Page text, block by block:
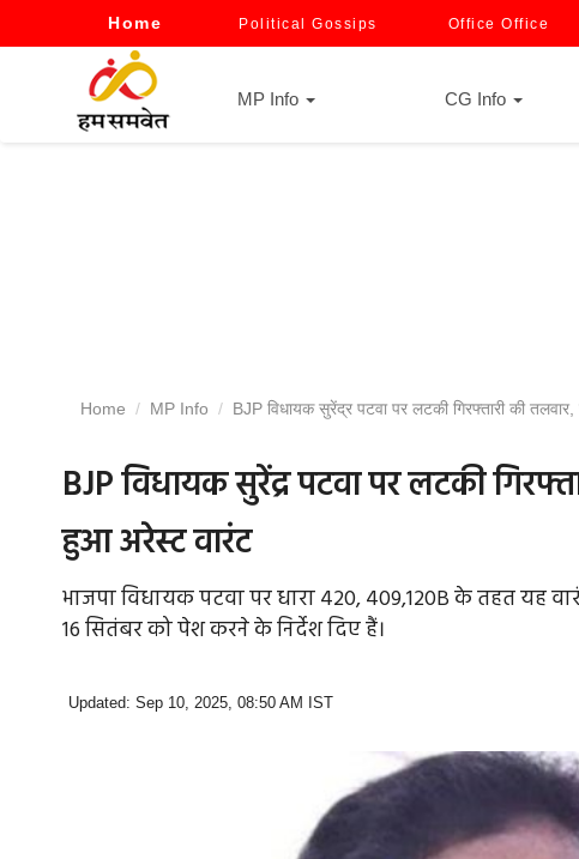
Home Political Gossips Office Office
MP Info CG Info
Home MP Info BJP विधायक सुरेंद्र पटवा पर लटकी गिरफ्तारी की
BJP विधायक सुरेंद्र पटवा पर लटकी
हुआ अरेस्ट वारंट
भाजपा विधायक पटवा पर धारा 420, 409,120B के तहत यह
16 सितंबर को पेश करने के निर्देश दिए हैं।
Updated: Sep 10, 2025, 08:50 AM IST